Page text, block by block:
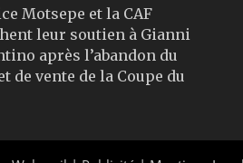
Motsepe et la CAF
leur soutien à Gianni
après l’abandon du
de vente de la Coupe du